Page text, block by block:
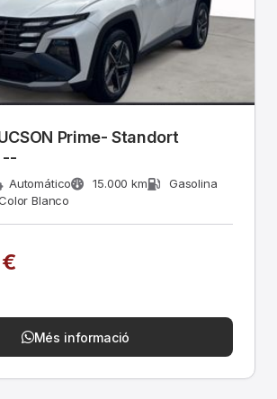
Prime- Standort
--
Automático 15.000 km
Gasolina
Blanco
Més informació